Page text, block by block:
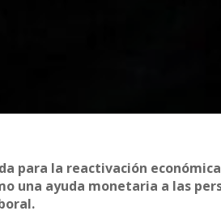
para la reactivación
una ayuda monetaria a las